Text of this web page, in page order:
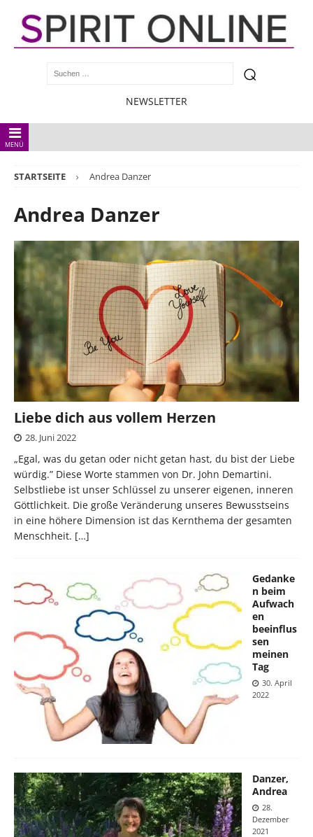
NEWSLETTER
MENÜ
STARTSEITE Andrea Danzer
Andrea Danzer
Liebe dich aus vollem Herzen
28. Juni 2022
„Egal, was du getan oder nicht getan hast, du bist der Liebe
würdig.” Diese Worte stammen von Dr. John Demartini.
Selbstliebe ist unser Schlüssel zu unserer eigenen, inneren
Göttlichkeit. Die große Veränderung unseres Bewusstseins
in eine höhere Dimension ist das Kernthema der gesamten
Menschheit. […]
Gedanke
n beim
Aufwach
en
beeinflus
sen
meinen
Tag
30. April
2022
Danzer,
Andrea
28.
Dezember
2021